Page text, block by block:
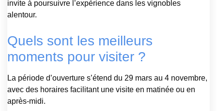
invite à poursuivre l’expérience dans les vignobles
alentour.
Quels sont les meilleurs
moments pour visiter ?
La période d’ouverture s’étend du 29 mars au 4 novembre,
avec des horaires facilitant une visite en matinée ou en
après-midi.